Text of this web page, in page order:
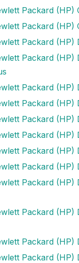
Packard (HP)
Packard (HP)
Packard (HP)
Packard (HP)
Packard (HP)
Packard (HP)
Packard (HP)
Packard (HP)
Packard (HP)
Packard (HP)
Packard (HP)
Packard (HP)
Packard (HP)
Packard (HP)